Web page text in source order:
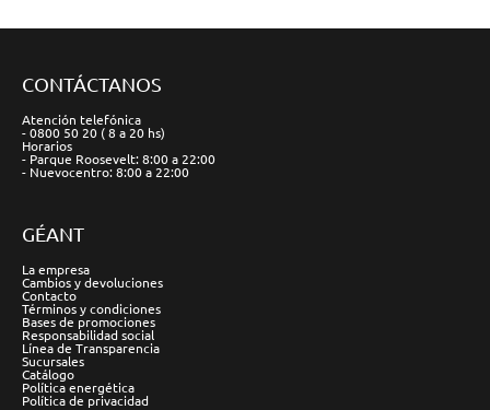
CONTÁCTANOS
Atención telefónica
- 0800 50 20 ( 8 a 20 hs)
Horarios
- Parque Roosevelt: 8:00 a 22:00
- Nuevocentro: 8:00 a 22:00
GÉANT
La empresa
Cambios y devoluciones
Contacto
Términos y condiciones
Bases de promociones
Responsabilidad social
Línea de Transparencia
Sucursales
Catálogo
Política energética
Política de privacidad